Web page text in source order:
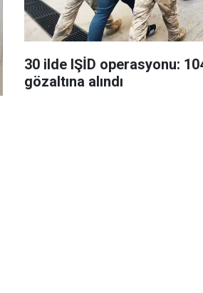
30 ilde IŞİD operasyonu:
gözaltına alındı